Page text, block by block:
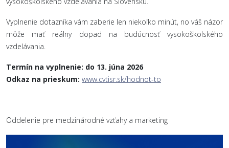
Vyplnenie dotazníka vám zaberie len niekoľko minút, no váš názor
môže mať reálny dopad na budúcnosť vysokoškolského
vzdelávania.
Termín na vyplnenie: do 13. júna 2026
Odkaz na prieskum: www.cvtisr.sk/hodnot-to
Oddelenie pre medzinárodné vzťahy a marketing